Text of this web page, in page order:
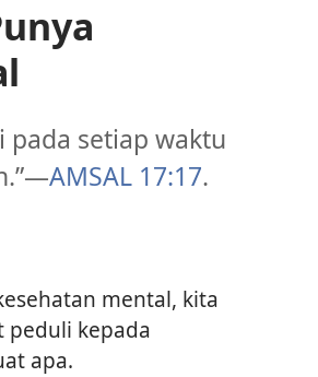
pada setiap waktu
AMSAL 17:17.
mental, kita
peduli kepada
apa.